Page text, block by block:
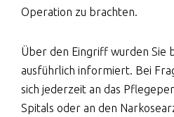
Operation zu brachten.
Über den Eingriff wurden Sie
ausführlich informiert. Bei
sich jederzeit an das
Spitals oder an den